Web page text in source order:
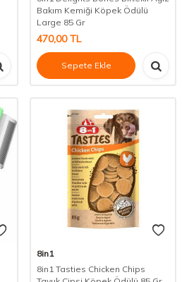
Bakım Kemiği Köpek Ödülü
Large 85 Gr
470,00TL
Sepete Ekle
8in1
8in1 Tasties Chicken Chips